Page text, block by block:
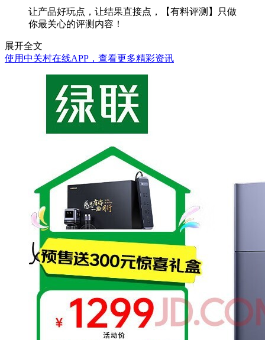
让产品好玩点，让结果直接点，【有料评测】只做
你最关心的评测内容！
展开全文
使用中关村在线APP，查看更多精彩资讯